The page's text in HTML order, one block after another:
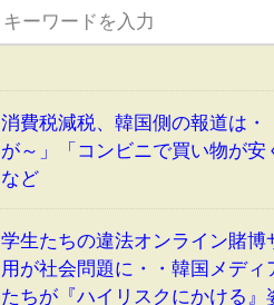
消費税減税、韓国側の報道は・
が～」「コンビニで買い物が安
など
学生たちの違法オンライン賭博
用が社会問題に・・韓国メディ
たちが『ハイリスクにかける』